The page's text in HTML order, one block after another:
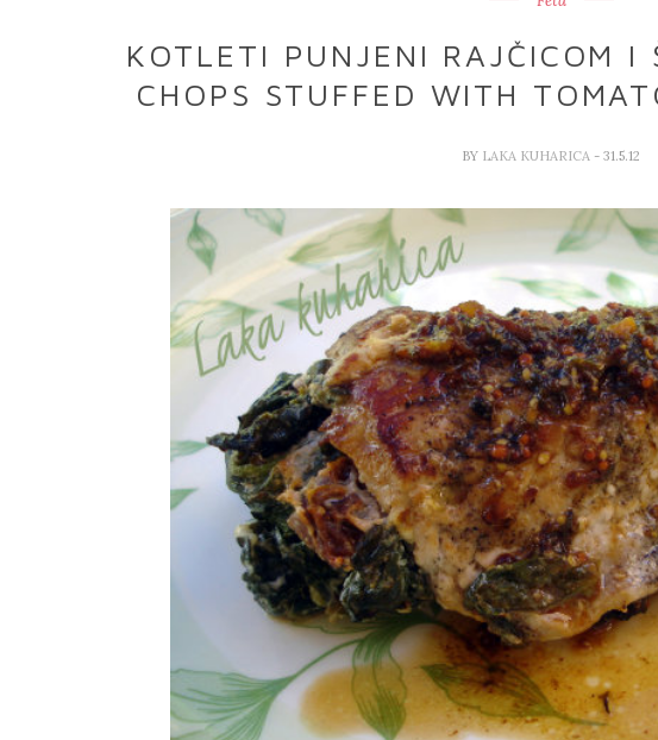
KOTLETI PUNJENI RAJČICOM I
CHOPS STUFFED WITH
BY LAKA KUHARICA - 31.5.12